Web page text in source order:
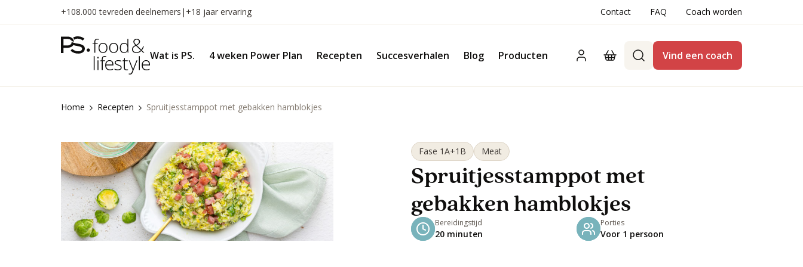
inhoud
+108.000 tevreden deelnemers | +18 jaar ervaring Contact FAQ Coach worden
Wat is PS. 4 weken Power Plan Recepten Succesverhalen Blog Producten Vind een coach
Home Recepten Spruitjesstamppot met gebakken hamblokjes
Fase 1A+1B Meat
Spruitjesstamppot met
gebakken hamblokjes
Bereidingstijd
20 minuten
Porties
Voor 1 persoon